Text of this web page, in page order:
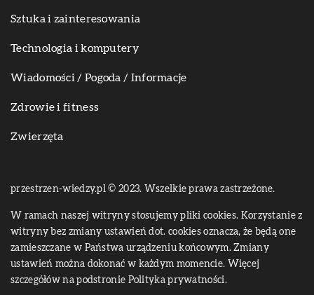
Sztuka i zainteresowania
Technologia i komputery
Wiadomości / Pogoda / Informacje
Zdrowie i fitness
Zwierzęta
przestrzen-wiedzy.pl © 2023. Wszelkie prawa zastrzeżone.
W ramach naszej witryny stosujemy pliki cookies. Korzystanie z
witryny bez zmiany ustawień dot. cookies oznacza, że będą one
zamieszczane w Państwa urządzeniu końcowym. Zmiany
ustawień można dokonać w każdym momencie. Więcej
szczegółów na podstronie Polityka prywatności.